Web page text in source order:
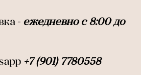
- ежедневно с 8:00 до
+7 (901) 7780558